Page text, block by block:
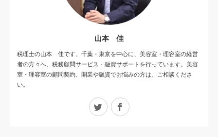
山本 佳
税理士の山本 佳です。千葉・東京を中心に、美容室・理容室の経営
者の方々へ、税務顧問サービス・融資サポートを行っています。美容
室・理容室の顧問契約、開業や融資でお悩みの方は、ご相談くださ
い。
Twitter Facebook